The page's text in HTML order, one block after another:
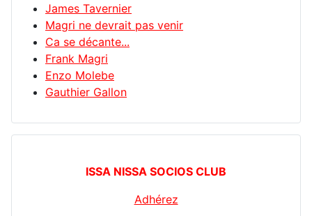
James Tavernier
Magri ne devrait pas venir
Ca se décante...
Frank Magri
Enzo Molebe
Gauthier Gallon
ISSA NISSA SOCIOS CLUB
Adhérez